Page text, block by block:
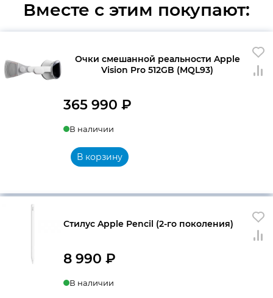
Вместе с этим покупают:
Очки смешанной реальности Apple
Vision Pro 512GB (MQL93)
365 990 ₽
В наличии
В корзину
Стилус Apple Pencil (2-го поколения)
8 990 ₽
В наличии